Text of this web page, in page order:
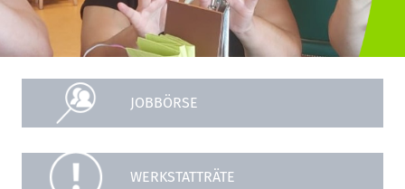
JOBBÖRSE
WERKSTATTRÄTE